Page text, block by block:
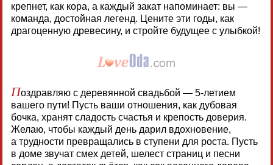
крепнет, как кора, а каждый закат напоминает: вы —
команда, достойная легенд. Цените эти годы, как
драгоценную древесину, и стройте будущее с улыбкой!
Поздравляю с деревянной свадьбой — 5-летием
вашего пути! Пусть ваши отношения, как дубовая
бочка, хранят сладость счастья и крепость доверия.
Желаю, чтобы каждый день дарил вдохновение,
а трудности превращались в ступени для роста. Пусть
в доме звучат смех детей, шелест страниц и песни